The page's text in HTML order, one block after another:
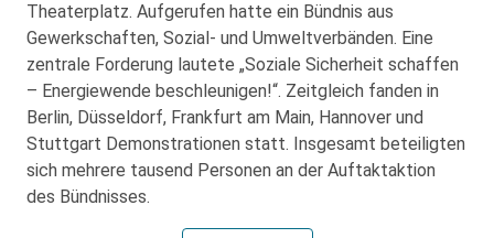
Theaterplatz. Aufgerufen hatte ein Bündnis aus
Gewerkschaften, Sozial- und Umweltverbänden. Eine
zentrale Forderung lautete „Soziale Sicherheit schaffen
– Energiewende beschleunigen!“. Zeitgleich fanden in
Berlin, Düsseldorf, Frankfurt am Main, Hannover und
Stuttgart Demonstrationen statt. Insgesamt beteiligten
sich mehrere tausend Personen an der Auftaktaktion
des Bündnisses.